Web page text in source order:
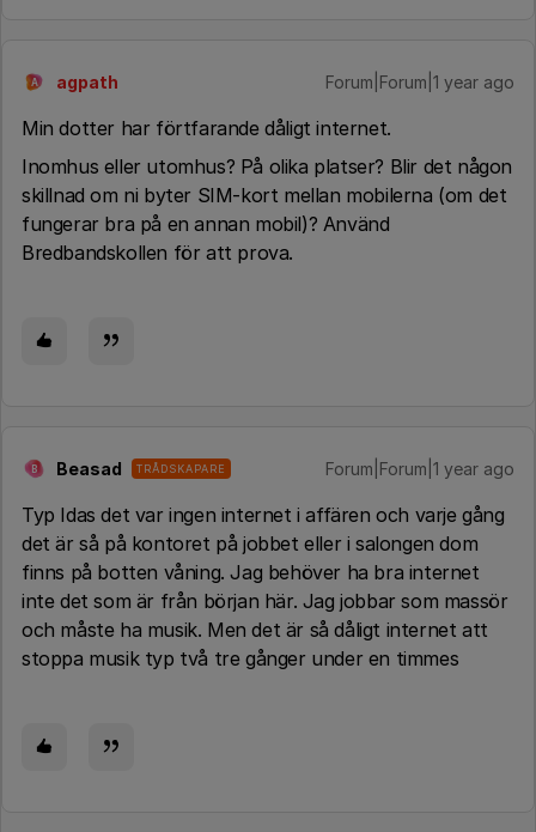
A agpath Forum|Forum|1 year ago
Min dotter har förtfarande dåligt internet.
Inomhus eller utomhus? På olika platser? Blir det någon
skillnad om ni byter SIM-kort mellan mobilerna (om det
fungerar bra på en annan mobil)? Använd
Bredbandskollen för att prova.
B Beasad TRÅDSKAPARE Forum|Forum|1 year ago
Typ Idas det var ingen internet i affären och varje gång
det är så på kontoret på jobbet eller i salongen dom
finns på botten våning. Jag behöver ha bra internet
inte det som är från början här. Jag jobbar som massör
och måste ha musik. Men det är så dåligt internet att
stoppa musik typ två tre gånger under en timmes